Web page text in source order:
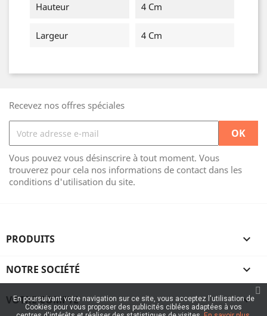
Hauteur
4 Cm
Largeur 4 Cm
Recevez nos offres spéciales
Vous pouvez vous désinscrire à tout moment. Vous
trouverez pour cela nos informations de contact dans les
conditions d'utilisation du site.
PRODUITS 
NOTRE SOCIÉTÉ 
VOTRE COMPTE 
En poursuivant votre navigation sur ce site, vous acceptez l'utilisation de
Cookies pour vous proposer des publicités ciblées adaptées à vos